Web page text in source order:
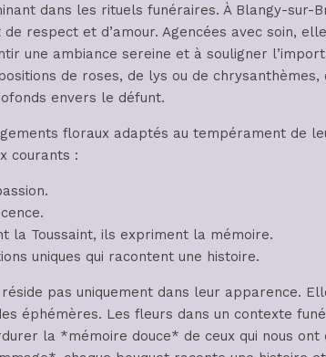
dans les rituels funéraires. À Blangy-sur-
respect et d’amour. Agencées avec soin,
une ambiance sereine et à souligner
de roses, de lys ou de chrysanthèmes,
envers le défunt.
floraux adaptés au tempérament de
courants :
la Toussaint, ils expriment la mémoire.
uniques qui racontent une histoire.
pas uniquement dans leur apparence.
éphémères. Les fleurs dans un contexte
la *mémoire douce* de ceux qui nous ont